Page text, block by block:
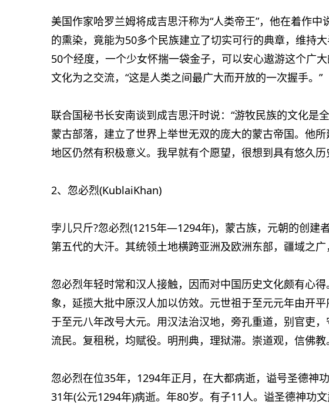
美国作家哈罗兰姆将成吉思汗称为“人类帝王”，他在着作
的熏染，竟能为50多个民族建立了切实可行的典章，维持
50个经度，一个少女怀揣一袋金子，可以安心遨游这个广
文化为之交流，“这是人类之间最广大而开放的一次握手。”
联合国秘书长安南谈到成吉思汗时说：“游牧民族的文化是
蒙古部落，建立了世界上举世无双的庞大的蒙古帝国。他
地区仍然有积极意义。我早就有个愿望，很想到具有悠久
2、忽必烈(KublaiKhan)
孛儿只斤?忽必烈(1215年—1294年)，蒙古族，元朝的创建
第五代的大汗。其统领土地横跨亚洲及欧洲东部，疆域之广
忽必烈年轻时常和汉人接触，因而对中国历史文化颇有心
象，延揽大批中原汉人加以仿效。元世祖于至元元年由开平
于至元八年改号大元。用汉法治汉地，旁孔重道，别官吏
流民。复租税，均赋役。明刑典，理狱滞。崇道观，信佛教
忽必烈在位35年，1294年正月，在大都病逝，谥号圣德神
31年(公元1294年)病逝。年80岁。有子11人。谥圣德神功文